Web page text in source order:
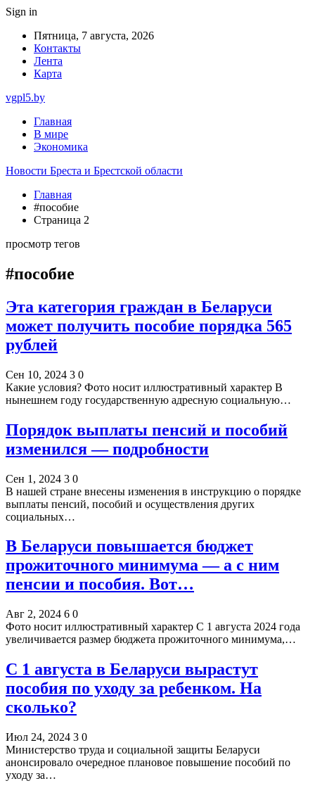
Sign in
Пятница, 7 августа, 2026
Контакты
Лента
Карта
vgpl5.by
Главная
В мире
Экономика
Новости Бреста и Брестской области
Главная
#пособие
Страница 2
просмотр тегов
#пособие
Эта категория граждан в Беларуси
может получить пособие порядка 565
рублей
Сен 10, 2024 3 0
Какие условия? Фото носит иллюстративный характер В
нынешнем году государственную адресную социальную…
Порядок выплаты пенсий и пособий
изменился — подробности
Сен 1, 2024 3 0
В нашей стране внесены изменения в инструкцию о порядке
выплаты пенсий, пособий и осуществления других
социальных…
В Беларуси повышается бюджет
прожиточного минимума — а с ним
пенсии и пособия. Вот…
Авг 2, 2024 6 0
Фото носит иллюстративный характер С 1 августа 2024 года
увеличивается размер бюджета прожиточного минимума,…
С 1 августа в Беларуси вырастут
пособия по уходу за ребенком. На
сколько?
Июл 24, 2024 3 0
Министерство труда и социальной защиты Беларуси
анонсировало очередное плановое повышение пособий по
уходу за…